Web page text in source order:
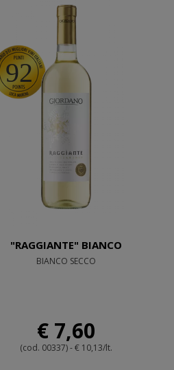
92
"RAGGIANTE" BIANCO
BIANCO SECCO
€ 7,60
(cod. 00337) - € 10,13/lt.